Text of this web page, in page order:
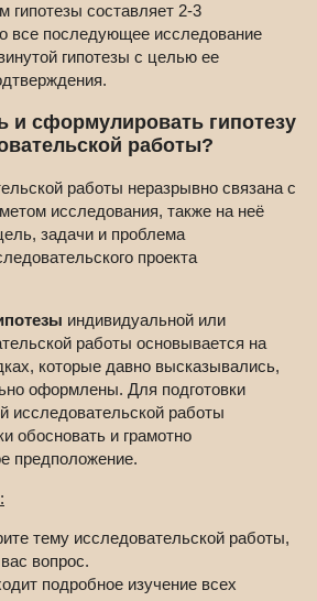
гипотезы составляет 2-3
все последующее исследование
гипотезы с целью ее
и сформулировать гипотезу
работы?
работы неразрывно связана с
исследования, также на неё
задачи и проблема
проекта
индивидуальной или
работы основывается на
которые давно высказывались,
оформлены. Для подготовки
исследовательской работы
обосновать и грамотно
предположение.
тему исследовательской работы,
вопрос.
подробное изучение всех